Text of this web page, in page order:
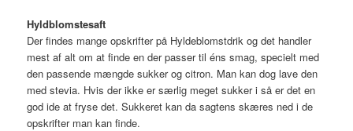
Hyldblomstesaft
Der findes mange opskrifter på Hyldeblomstdrik og det handler
mest af alt om at finde en der passer til éns smag, specielt med
den passende mængde sukker og citron. Man kan dog lave den
med stevia. Hvis der ikke er særlig meget sukker i så er det en
god ide at fryse det. Sukkeret kan da sagtens skæres ned i de
opskrifter man kan finde.